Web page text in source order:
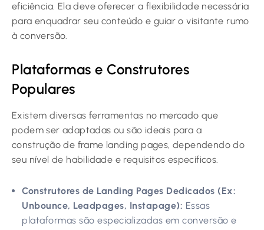
eficiência. Ela deve oferecer a flexibilidade necessária
para enquadrar seu conteúdo e guiar o visitante rumo
à conversão.
Plataformas e Construtores
Populares
Existem diversas ferramentas no mercado que
podem ser adaptadas ou são ideais para a
construção de frame landing pages, dependendo do
seu nível de habilidade e requisitos específicos.
Construtores de Landing Pages Dedicados (Ex:
Unbounce, Leadpages, Instapage): Essas
plataformas são especializadas em conversão e